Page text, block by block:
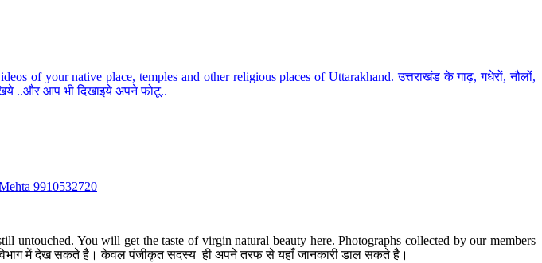
of your native place, temples and other religious places of Uttarakhand. उत्तराखंड के गाढ़, गधेरों, नौलों,
..और आप भी दिखाइये अपने फोटू..
9910532720
untouched. You will get the taste of virgin natural beauty here. Photographs collected by our members
में देख सकते है। केवल पंजीकृत सदस्य ही अपने तरफ से यहाँ जानकारी डाल सकते है।